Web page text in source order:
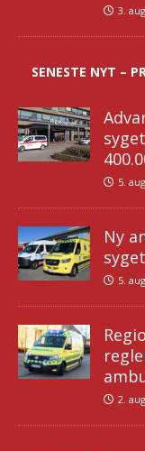
3.
SENESTE NYT –
5.
Ny
5.
2.